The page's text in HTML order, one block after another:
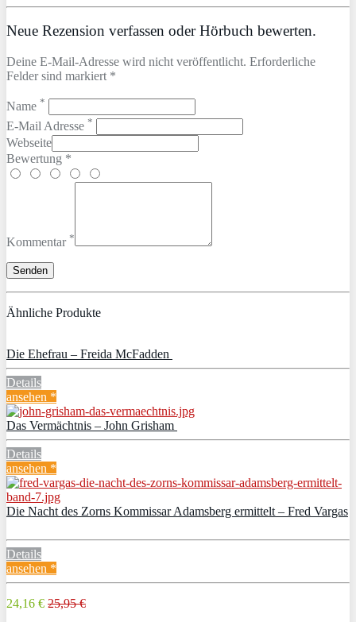
Neue Rezension verfassen oder Hörbuch bewerten.
Deine E-Mail-Adresse wird nicht veröffentlicht. Erforderliche
Felder sind markiert *
Name *
E-Mail Adresse *
Webseite
Bewertung *
Kommentar *
Ähnliche Produkte
Die Ehefrau – Freida McFadden
Details
ansehen *
Das Vermächtnis – John Grisham
Details
ansehen *
Die Nacht des Zorns Kommissar Adamsberg ermittelt – Fred Vargas
Details
ansehen *
24,16 € 25,95 €